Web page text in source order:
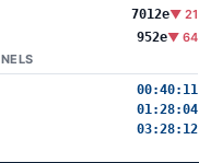
7012e▼ 21
952e▼ 64
00:40:11
01:28:04
03:28:12